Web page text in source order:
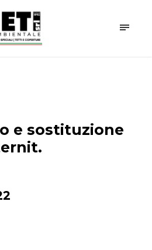
e sostituzione